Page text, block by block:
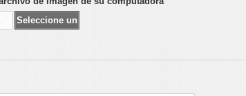
Seleccione un